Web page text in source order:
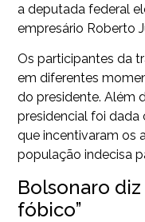
a deputada federal
empresário Roberto
Os participantes da
em diferentes
do presidente. Além
presidencial foi dada
que incentivaram os
população indecisa
Bolsonaro
fóbico”